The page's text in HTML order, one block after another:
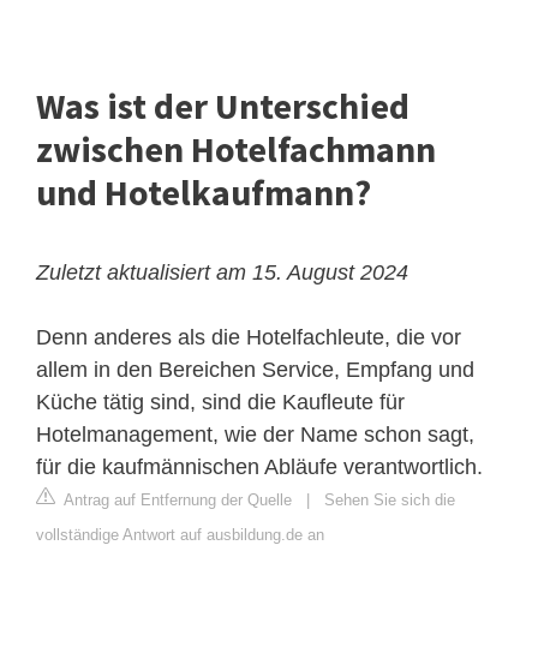
Was ist der Unterschied
zwischen Hotelfachmann
und Hotelkaufmann?
Zuletzt aktualisiert am 15. August 2024
Denn anderes als die Hotelfachleute, die vor
allem in den Bereichen Service, Empfang und
Küche tätig sind, sind die Kaufleute für
Hotelmanagement, wie der Name schon sagt,
für die kaufmännischen Abläufe verantwortlich.
Antrag auf Entfernung der Quelle
Sehen Sie sich die
vollständige Antwort auf ausbildung.de an